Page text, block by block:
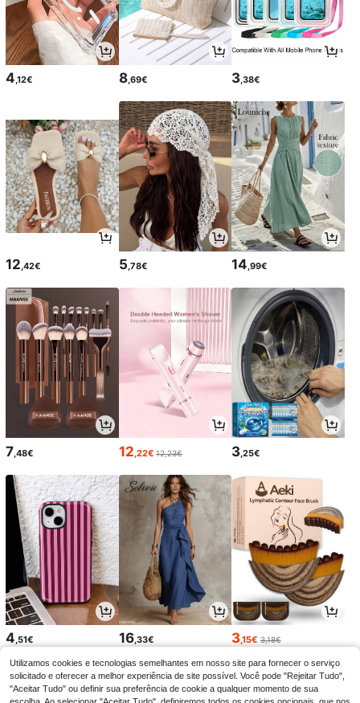
4,12€ 8,69€ 3,38€
12,42€ 5,78€ 14,99€
7 ,48€ 12 ,22€ 12,23€ 3 ,25€
4 ,51€ 16,33€ 3,15€ 3,18€
Utilizamos cookies e tecnologias semelhantes em nosso site para fornecer o serviço
solicitado e oferecer a melhor experiência de site possível. Você pode "Rejeitar Tudo",
"Aceitar Tudo" ou definir sua preferência de cookie a qualquer momento de sua